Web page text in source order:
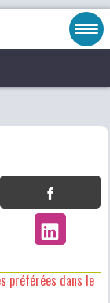
préférées dans le